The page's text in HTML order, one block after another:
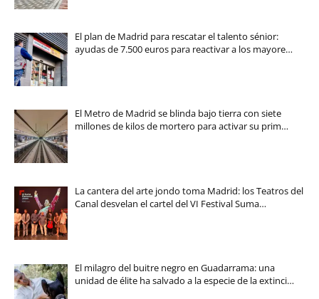
El plan de Madrid para rescatar el talento sénior:
ayudas de 7.500 euros para reactivar a los mayore…
El Metro de Madrid se blinda bajo tierra con siete
millones de kilos de mortero para activar su prim…
La cantera del arte jondo toma Madrid: los Teatros del
Canal desvelan el cartel del VI Festival Suma…
El milagro del buitre negro en Guadarrama: una
unidad de élite ha salvado a la especie de la extinci…